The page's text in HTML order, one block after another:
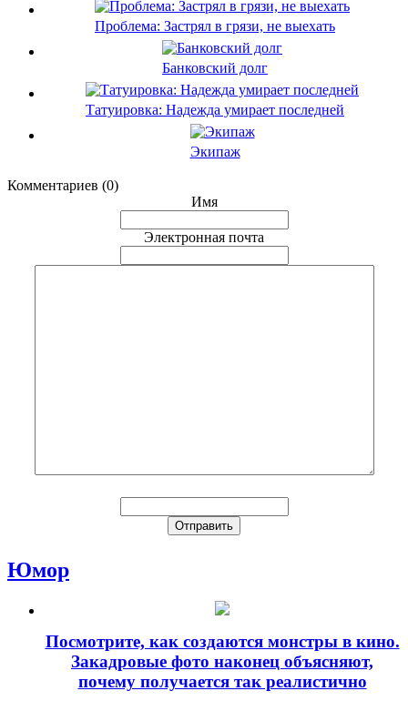
Проблема: Застрял в грязи, не выехать
Банковский долг
Татуировка: Надежда умирает последней
Экипаж
Комментариев (0)
Имя
Электронная почта
Юмор
Посмотрите, как создаются монстры в кино.
Закадровые фото наконец объясняют,
почему получается так реалистично